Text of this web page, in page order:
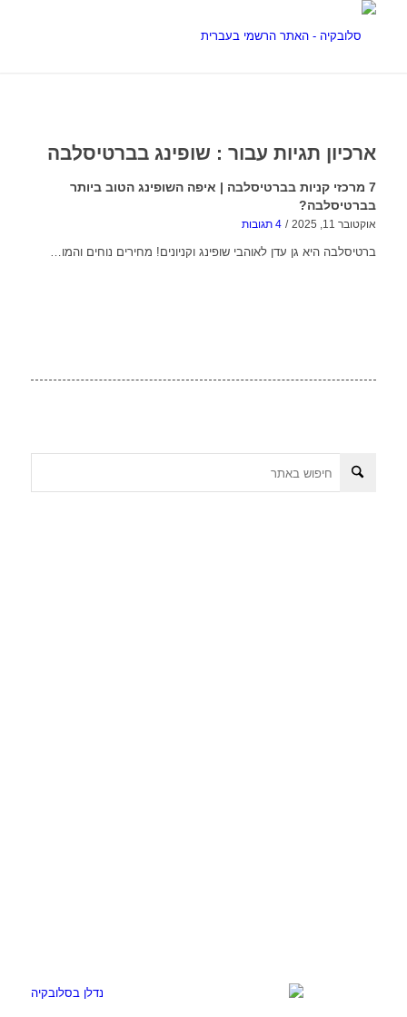
ארכיון תגיות עבור : שופינג בברטיסלבה
7 מרכזי קניות בברטיסלבה | איפה השופינג הטוב ביותר
בברטיסלבה?
אוקטובר 11, 2025 / 4 תגובות
ברטיסלבה היא גן עדן לאוהבי שופינג וקניונים! מחירים נוחים והמו…